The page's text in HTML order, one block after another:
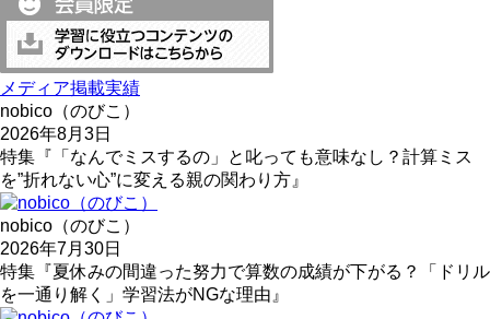
メディア掲載実績
nobico（のびこ）
2026年8月3日
特集『「なんでミスするの」と叱っても意味なし？計算ミス
を”折れない心”に変える親の関わり方』
nobico（のびこ）
2026年7月30日
特集『夏休みの間違った努力で算数の成績が下がる？「ドリル
を一通り解く」学習法がNGな理由』